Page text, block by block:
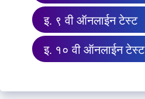
इ. ९ वी ऑनलाईन टेस्ट
इ. १० वी ऑनलाईन टेस्ट